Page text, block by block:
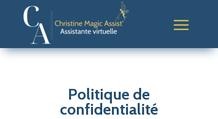
Politique de
confidentialité